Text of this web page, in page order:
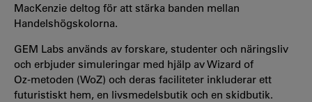
MacKenzie deltog för att stärka banden mellan
Handelshögskolorna.
GEM Labs används av forskare, studenter och näringsliv
och erbjuder simuleringar med hjälp av Wizard of
Oz‑metoden (WoZ) och deras faciliteter inkluderar ett
futuristiskt hem, en livsmedelsbutik och en skidbutik.